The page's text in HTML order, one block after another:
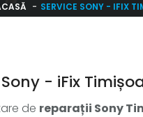
SERVICE SONY - IFIX
- iFix
de reparații Sony